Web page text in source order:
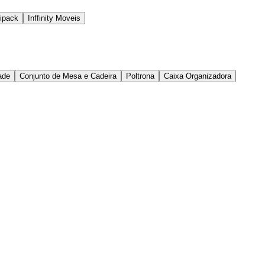
Inffinity Moveis
Conjunto de Mesa e Cadeira Poltrona Caixa Organizadora